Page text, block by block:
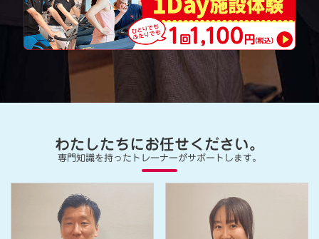
わたしたちにお任せください。
専門知識を持ったトレーナーがサポートします。